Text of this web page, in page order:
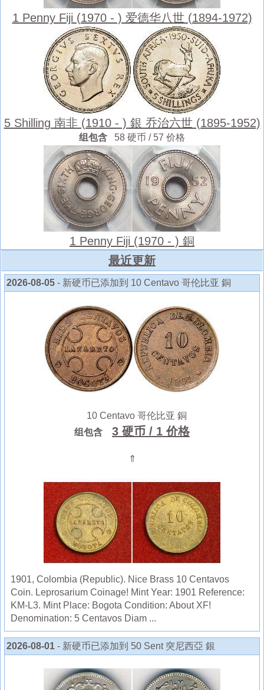
1 Penny Fiji (1970 - ) 爱德华八世 (1894-1972)
5 Shilling 南非 (1910 - ) 銀 乔治六世 (1895-1952)
组包含 58 硬币 / 57 价格
1 Penny Fiji (1970 - ) 銅
最近更新
2026-08-05 - 新硬币已添加到 10 Centavo 哥伦比亚 銅
10 Centavo 哥伦比亚 銅
组包含
3 硬币 / 1 价格
⇑
1901, Colombia (Republic). Nice Brass 10 Centavos
Coin. Leprosarium Coinage! Mint Year: 1901 Reference:
KM-L3. Mint Place: Bogota Condition: About XF!
Denomination: 5 Centavos Diam ...
2026-08-01 - 新硬币已添加到 50 Sent 突尼西亞 銀